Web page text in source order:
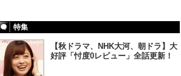
特集
【秋ドラマ、NHK大河、朝ドラ】大
好評「忖度0レビュー」全話更新！